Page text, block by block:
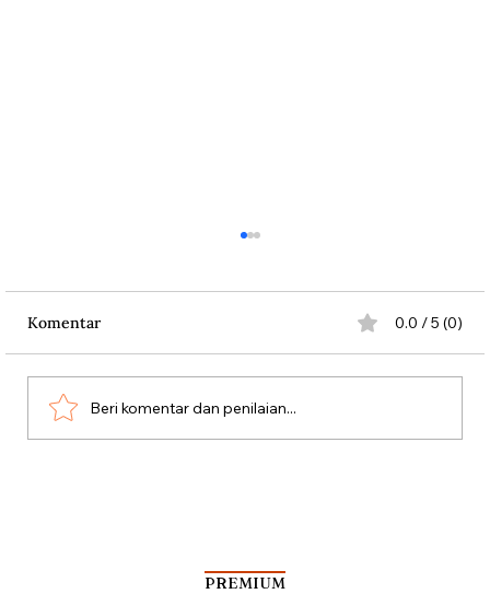
Komentar 0.0 / 5 (0)
Beri komentar dan penilaian...
PREMIUM